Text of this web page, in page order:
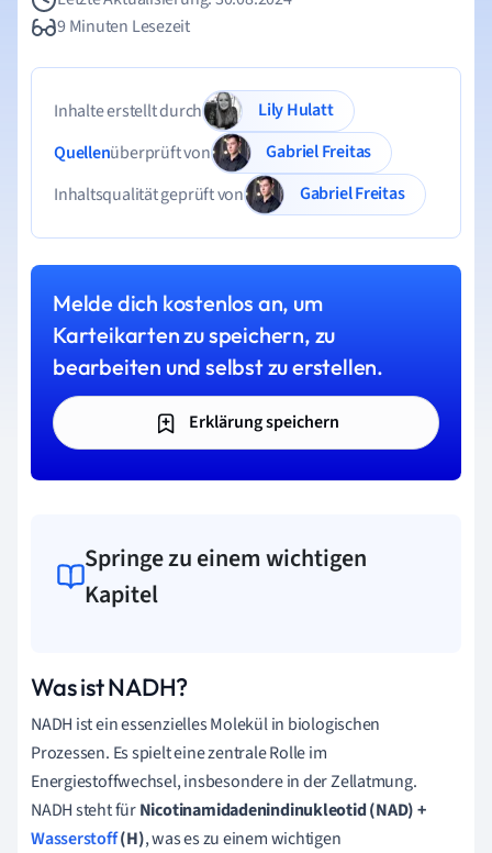
9 Minuten Lesezeit
Inhalte erstellt durch
Lily Hulatt
Quellenüberprüft von
Gabriel Freitas
Inhaltsqualität geprüft von
Gabriel Freitas
Melde dich kostenlos an, um
Karteikarten zu speichern, zu
bearbeiten und selbst zu erstellen.
Erklärung speichern
Springe zu einem wichtigen
Kapitel
Was ist NADH?
NADH ist ein essenzielles Molekül in biologischen
Prozessen. Es spielt eine zentrale Rolle im
Energiestoffwechsel, insbesondere in der Zellatmung.
NADH steht fürNicotinamidadenindinukleotid (NAD) +
Wasserstoff(H), was es zu einem wichtigen